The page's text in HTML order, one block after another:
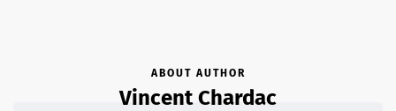
ABOUT AUTHOR
Vincent Chardac